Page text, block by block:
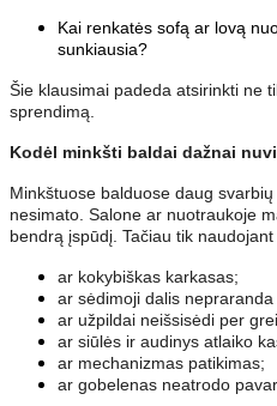
Kai renkatės sofą ar lovą
sunkiausia?
Šie klausimai padeda atsirinkti ne
sprendimą.
Kodėl minkšti baldai dažnai
Minkštuose balduose daug
nesimato. Salone ar nuotraukoje
bendrą įspūdį. Tačiau tik
ar kokybiškas karkasas;
ar sėdimoji dalis nepraranda
ar užpildai neišsisėdi per
ar siūlės ir audinys atlaiko
ar mechanizmas patikimas;
ar gobelenas neatrodo